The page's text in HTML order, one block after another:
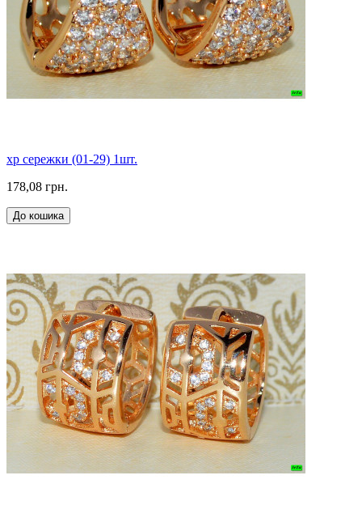
xp сережки (01-29) 1шт.
178,08 грн.
До кошика